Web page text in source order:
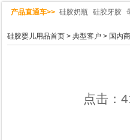
产品直通车>> 硅胶奶瓶 硅胶牙胶
硅胶婴儿用品首页 > 典型客户 > 国内
点击：